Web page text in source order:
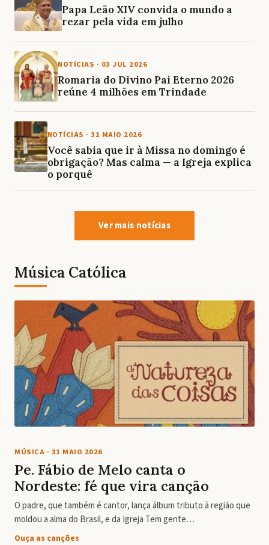
Papa Leão XIV convida o mundo a
rezar pela vida em julho
NOTÍCIAS · 03 JUL 2026
Romaria do Divino Pai Eterno 2026
reúne 4 milhões em Trindade
NOTÍCIAS ·31 MAIO 2026
Você sabia que ir à Missa no domingo é
obrigação? Mas calma — a Igreja explica
o porquê
Ver mais notícias
Música Católica
MÚSICA · 31 MAIO 2026
Pe. Fábio de Melo canta o
Nordeste: fé que vira canção
O padre, que também é cantor, lança álbum tributo à região que
moldou a alma do Brasil, e da Igreja Tem gente…
Ouça as canções